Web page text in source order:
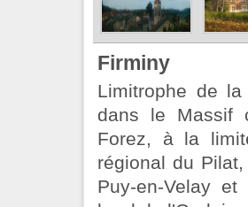
Firminy
Limitrophe de
dans le Massif
Forez, à la
régional du
Puy-en-Velay